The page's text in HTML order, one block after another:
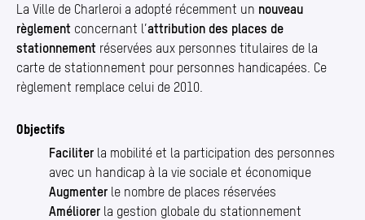
La Ville de Charleroi a adopté récemment un nouveau
règlement concernant l’attribution des places de
stationnement réservées aux personnes titulaires de la
carte de stationnement pour personnes handicapées. Ce
règlement remplace celui de 2010.
Objectifs
Faciliter la mobilité et la participation des personnes
avec un handicap à la vie sociale et économique
Augmenter le nombre de places réservées
Améliorer la gestion globale du stationnement